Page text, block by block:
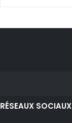
RÉSEAUX SOCIAUX